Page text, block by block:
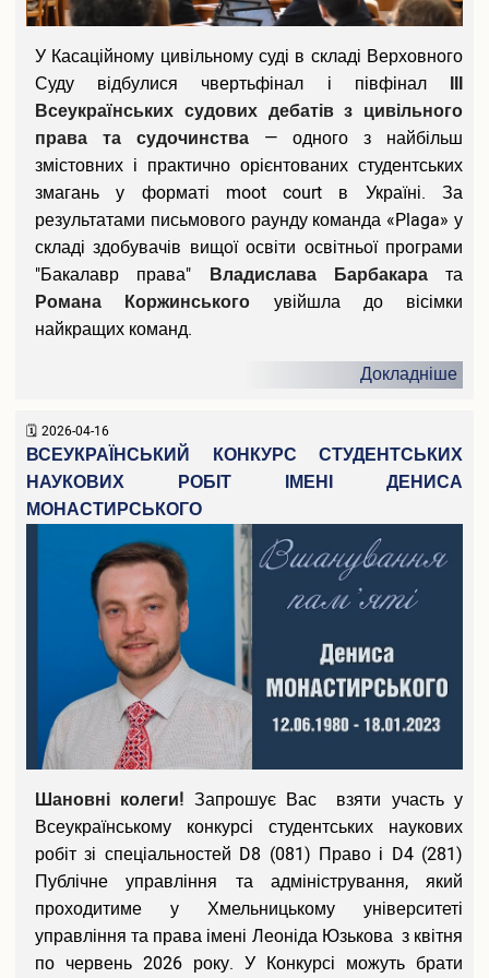
Педагогічна практика аспірантів
Перелік корисних посилань
Відповідність тем дисертацій аспірантів напрямам наукових
досліджень наукових керівників
Результати вступних випробувань
Наукова діяльність
Загальна інформація
Путівник науковця
Напрями наукових досліджень
Організація наукової діяльності молодих вчених
Наукові школи
Спеціалізована вчена рада Д70.895.02
Спеціалізована вчена рада К 70.895.02
Спеціалізована вчена рада К 70.895.01
Наукометричні бази даних
Спеціалізовані вчені ради для захисту дисертацій на здобуття
ступеня доктора філософії
Конференції та наукові заходи
Шаблони документів наукової звітності
Наукова звітність
Співробітництво
Міжнародне співробітництво
Договори про співробітництво
Рада роботодавців
Академічна мобільність
Грантова діяльність
Співпраця з Національної академією правових наук
Дистанційне середовище
АСУ університет
Випускнику
Музей університету
У Касаційному цивільному суді в складі Верховного
Суду відбулися чвертьфінал і півфінал ІІІ
Всеукраїнських судових дебатів з цивільного
права та судочинства — одного з найбільш
змістовних і практично орієнтованих студентських
змагань у форматі moot court в Україні. За
результатами письмового раунду команда «Plaga» у
складі здобувачів вищої освіти освітньої програми
"Бакалавр права" Владислава Барбакара та
Романа Коржинського увійшла до вісімки
найкращих команд.
Докладніше
2026-04-16
ВСЕУКРАЇНСЬКИЙ КОНКУРС СТУДЕНТСЬКИХ
НАУКОВИХ РОБІТ ІМЕНІ ДЕНИСА
МОНАСТИРСЬКОГО
Шановні колеги! Запрошує Вас взяти участь у
Всеукраїнському конкурсі студентських наукових
робіт зі спеціальностей D8 (081) Право і D4 (281)
Публічне управління та адміністрування, який
проходитиме у Хмельницькому університеті
управління та права імені Леоніда Юзькова з квітня
по червень 2026 року. У Конкурсі можуть брати